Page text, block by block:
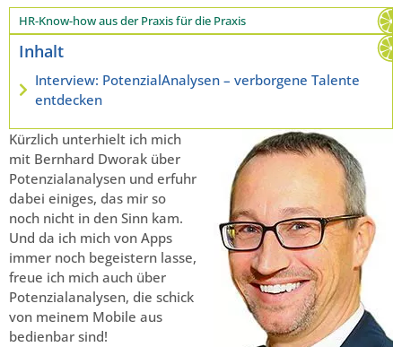
HR-Know-how aus der Praxis für die Praxis
Inhalt
Interview: PotenzialAnalysen – verborgene Talente
entdecken
Kürzlich unterhielt ich mich
mit Bernhard Dworak über
Potenzialanalysen und erfuhr
dabei einiges, das mir so
noch nicht in den Sinn kam.
Und da ich mich von Apps
immer noch begeistern lasse,
freue ich mich auch über
Potenzialanalysen, die schick
von meinem Mobile aus
bedienbar sind!